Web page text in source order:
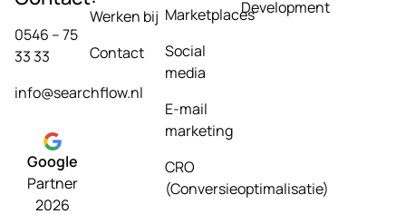
0546 – 75
33 33
info@searchflow.nl
Google
Partner
2026
Werken bij
Contact
Marketplaces
Social
media
E-mail
marketing
CRO
(Conversieoptimalisatie)
Development